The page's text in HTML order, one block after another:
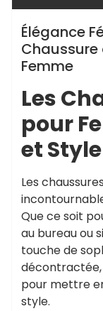
Élégance
Femme
Les
pour
et Style
Les
Que ce soit
au bureau ou
touche de
décontractée,
pour mettre
style.